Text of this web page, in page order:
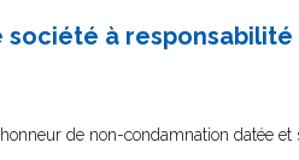
société à
de non-condamnation datée et